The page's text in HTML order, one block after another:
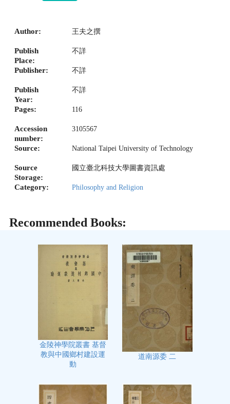
Author: 王夫之撰
Publish
Place:
不詳
Publisher: 不詳
Publish
Year:
不詳
Pages: 116
Accession
number:
3105567
Source: National Taipei University of Technology
Source
Storage:
國立臺北科技大學圖書資訊處
Category: Philosophy and Religion
Recommended Books:
金陵神學院叢書 基督
教與中國鄉村建設運
動
道南源委 二